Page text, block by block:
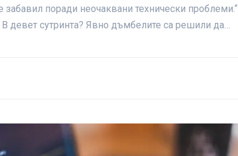
забавил поради неочаквани технически проблеми.“
девет сутринта? Явно дъмбелите са решили да…